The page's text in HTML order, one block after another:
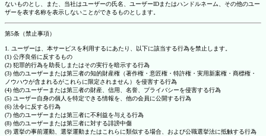
ないものとし、また、当社はユーザーの氏名、ユーザーIDまたはハンドルネーム、その他のユー
ザーを表す名称を表示しないことができるものとします。
第5条（禁止事項）
1. ユーザーは、本サービスを利用するにあたり、以下に該当する行為を禁止します。
(1) 公序良俗に反するもの
(2) 犯罪的行為を助長しまたはその実行を暗示する行為
(3) 他のユーザーまたは第三者の知的財産権（著作権・意匠権・特許権・実用新案権・商標権・
ノウハウが含まれるがこれらに限定されません）を侵害する行為
(4) 他のユーザーまたは第三者の財産、信用、名誉、プライバシーを侵害する行為
(5) ユーザー自身の個人を特定できる情報を、他の会員に公開する行為
(6) 法令に反する行為
(7) 他のユーザーまたは第三者に不利益を与える行為
(8) 他のユーザーまたは第三者に対する誹謗中傷
(9) 選挙の事前運動、選挙運動またはこれらに類似する場合、および公職選挙法に抵触する行為